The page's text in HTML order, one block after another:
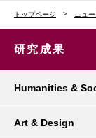
トップページ ニュー
研究成果
Humanities &
Art & Design